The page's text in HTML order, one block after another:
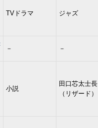
TVドラマ ジャズ
－ －
小説
田口芯太士長
（リザード）